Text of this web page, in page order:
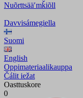
Nuõrttsääʹmǩiõll
Davvisámegiella
Suomi
English
Oppimateriaalikauppa
Čálit iežat
Oasttuskore
0